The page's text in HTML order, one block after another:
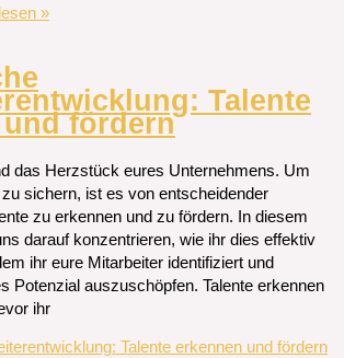
»
Talente
fördern
das Herzstück eures Unternehmens. Um
sichern, ist es von entscheidender
zu erkennen und zu fördern. In diesem
darauf konzentrieren, wie ihr dies effektiv
ihr eure Mitarbeiter identifiziert und
Potenzial auszuschöpfen. Talente erkennen
ihr
Talente erkennen und fördern